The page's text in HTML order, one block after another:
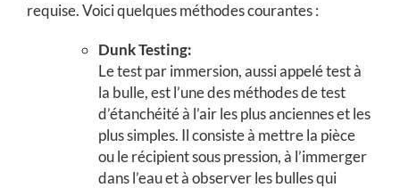
requise. Voici quelques méthodes courantes :
Dunk Testing:
Le test par immersion, aussi appelé test à
la bulle, est l’une des méthodes de test
d’étanchéité à l’air les plus anciennes et les
plus simples. Il consiste à mettre la pièce
ou le récipient sous pression, à l’immerger
dans l’eau et à observer les bulles qui